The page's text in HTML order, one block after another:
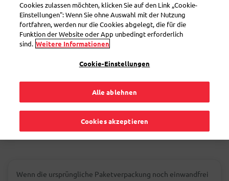
Kann ich dieselbe
Verpackung
verwenden oder
muss ich eine neue
kaufen?
Wenn die ursprüngliche Paketverpackung noch einwandfrei
Cookies zulassen möchten, klicken Sie auf den Link „Cookie-
Einstellungen": Wenn Sie ohne Auswahl mit der Nutzung
fortfahren, werden nur die Cookies abgelegt, die für die
Funktion der Website oder App unbedingt erforderlich
sind. Weitere Informationen
Cookie-Einstellungen
Alle ablehnen
Cookies akzeptieren